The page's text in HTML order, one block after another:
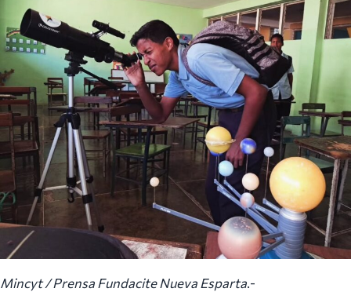
Mincyt / Prensa Fundacite Nueva Esparta .-